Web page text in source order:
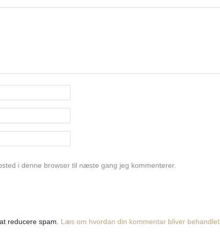
i denne browser til næste gang jeg kommenterer.
reducere spam. Læs om hvordan din kommentar bliver behandlet